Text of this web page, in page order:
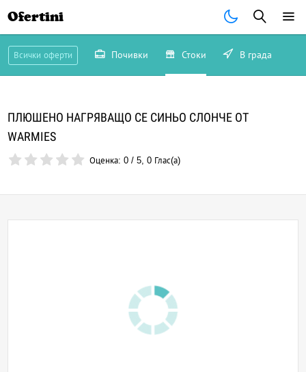
Ofertini
Всички оферти Почивки Стоки В града
ПЛЮШЕНO НАГРЯВАЩO СЕ СИНЬО СЛОНЧЕ ОТ
WARMIES
Оценка:0 /5,0 Глас(а)